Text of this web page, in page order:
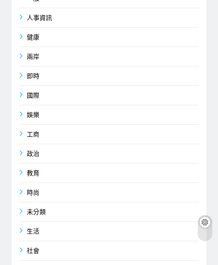
人事資訊
健康
兩岸
即時
國際
娛樂
工商
政治
教育
時尚
未分類
生活
社會